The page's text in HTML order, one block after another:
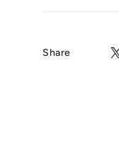
Share